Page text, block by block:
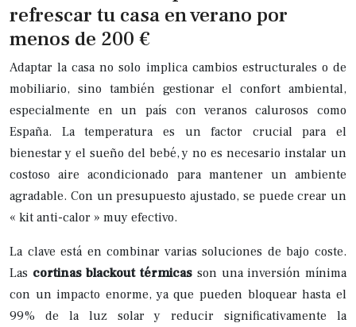
refrescar tu casa en verano por
menos de 200 €
Adaptar la casa no solo implica cambios estructurales o de
mobiliario, sino también gestionar el confort ambiental,
especialmente en un país con veranos calurosos como
España. La temperatura es un factor crucial para el
bienestar y el sueño del bebé, y no es necesario instalar un
costoso aire acondicionado para mantener un ambiente
agradable. Con un presupuesto ajustado, se puede crear un
« kit anti-calor » muy efectivo.
La clave está en combinar varias soluciones de bajo coste.
Las cortinas blackout térmicas son una inversión mínima
con un impacto enorme, ya que pueden bloquear hasta el
99% de la luz solar y reducir significativamente la